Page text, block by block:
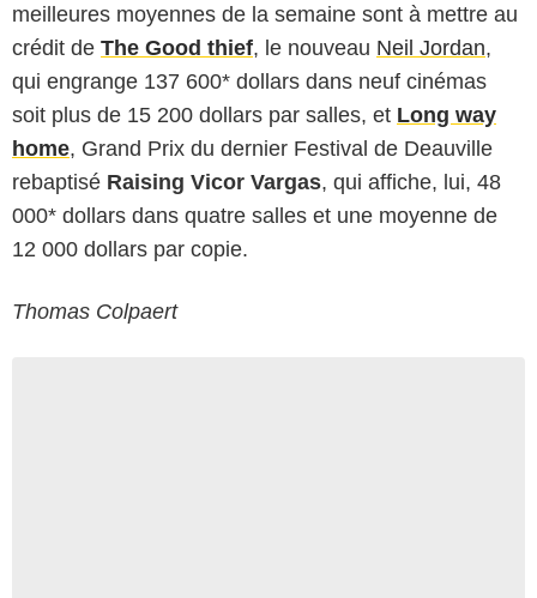
meilleures moyennes de la semaine sont à mettre au
crédit de The Good thief, le nouveau Neil Jordan,
qui engrange 137 600* dollars dans neuf cinémas
soit plus de 15 200 dollars par salles, et Long way
home, Grand Prix du dernier Festival de Deauville
rebaptisé Raising Vicor Vargas, qui affiche, lui, 48
000* dollars dans quatre salles et une moyenne de
12 000 dollars par copie.
Thomas Colpaert